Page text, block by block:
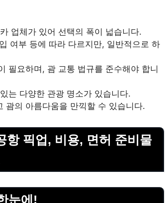
업체가 있어 선택의 폭이 넓습니다.
여부 등에 따라 다르지만, 일반적으로 하
필요하며, 괌 교통 법규를 준수해야 합니
는 다양한 관광 명소가 있습니다.
괌의 아름다움을 만끽할 수 있습니다.
항 픽업, 비용, 면허 준비물
눈에!